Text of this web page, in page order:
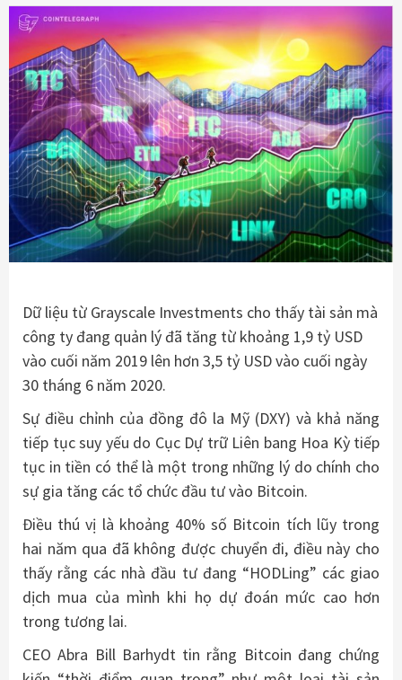
Dữ liệu từ Grayscale Investments cho thấy tài sản mà
công ty đang quản lý đã tăng từ khoảng 1,9 tỷ USD
vào cuối năm 2019 lên hơn 3,5 tỷ USD vào cuối ngày
30 tháng 6 năm 2020.
Sự điều chỉnh của đồng đô la Mỹ (DXY) và khả năng
tiếp tục suy yếu do Cục Dự trữ Liên bang Hoa Kỳ tiếp
tục in tiền có thể là một trong những lý do chính cho
sự gia tăng các tổ chức đầu tư vào Bitcoin.
Điều thú vị là khoảng 40% số Bitcoin tích lũy trong
hai năm qua đã không được chuyển đi, điều này cho
thấy rằng các nhà đầu tư đang “HODLing” các giao
dịch mua của mình khi họ dự đoán mức cao hơn
trong tương lai.
CEO Abra Bill Barhydt tin rằng Bitcoin đang chứng